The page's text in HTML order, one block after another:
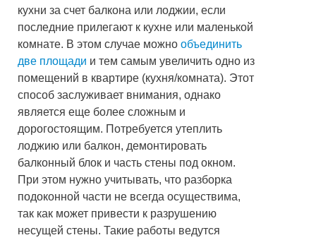
кухни за счет балкона или лоджии, если
последние прилегают к кухне или маленькой
комнате. В этом случае можно объединить
две площади и тем самым увеличить одно из
помещений в квартире (кухня/комната). Этот
способ заслуживает внимания, однако
является еще более сложным и
дорогостоящим. Потребуется утеплить
лоджию или балкон, демонтировать
балконный блок и часть стены под окном.
При этом нужно учитывать, что разборка
подоконной части не всегда осуществима,
так как может привести к разрушению
несущей стены. Такие работы ведутся